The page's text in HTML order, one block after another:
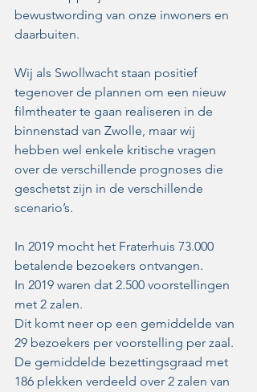
bewustwording van onze inwoners en
daarbuiten.
Wij als Swollwacht staan positief
tegenover de plannen om een nieuw
filmtheater te gaan realiseren in de
binnenstad van Zwolle, maar wij
hebben wel enkele kritische vragen
over de verschillende prognoses die
geschetst zijn in de verschillende
scenario’s.
In 2019 mocht het Fraterhuis 73.000
betalende bezoekers ontvangen.
In 2019 waren dat 2.500 voorstellingen
met 2 zalen.
Dit komt neer op een gemiddelde van
29 bezoekers per voorstelling per zaal.
De gemiddelde bezettingsgraad met
186 plekken verdeeld over 2 zalen van